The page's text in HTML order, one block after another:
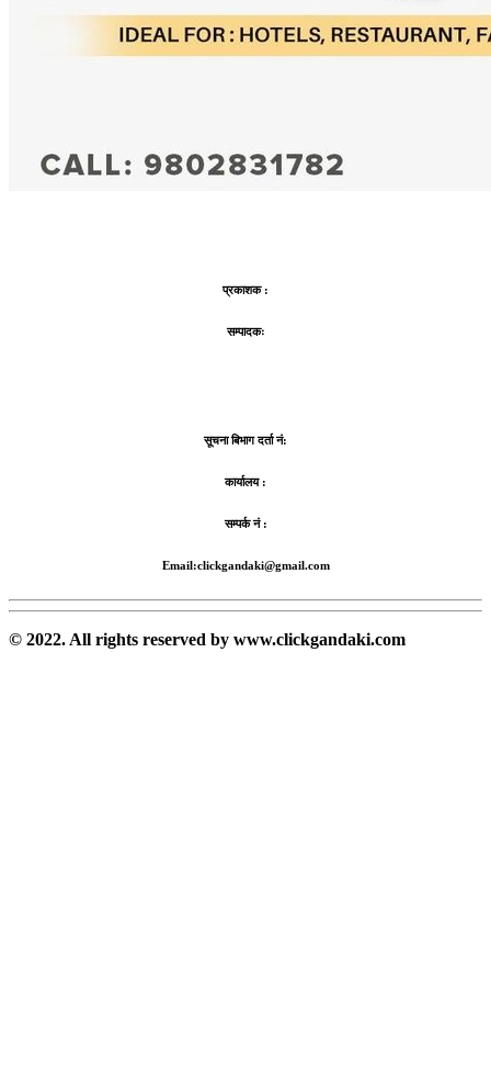
प्रकाशक :
सम्पादकः
सूचना बिभाग दर्ता नं:
कार्यालय :
सम्पर्क नं :
Email:clickgandaki@gmail.com
© 2022. All rights reserved by www.clickgandaki.com